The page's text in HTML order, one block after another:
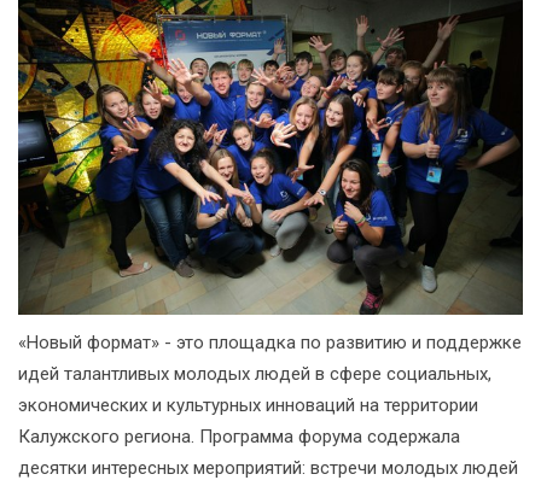
«Новый формат» - это площадка по развитию и поддержке
идей талантливых молодых людей в сфере социальных,
экономических и культурных инноваций на территории
Калужского региона. Программа форума содержала
десятки интересных мероприятий: встречи молодых людей